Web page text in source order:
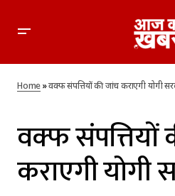
Home»वक्फ संपत्तियों की जांच कराएगी योगी
वक्फ संपत्तियों
कराएगी योगी